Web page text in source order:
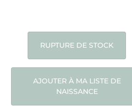
RUPTURE DE STOCK
AJOUTER À MA LISTE DE
NAISSANCE